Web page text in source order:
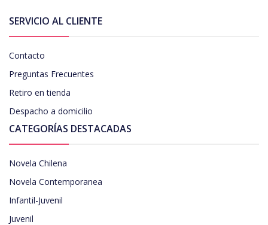
SERVICIO AL CLIENTE
Contacto
Preguntas Frecuentes
Retiro en tienda
Despacho a domicilio
CATEGORÍAS DESTACADAS
Novela Chilena
Novela Contemporanea
Infantil-Juvenil
Juvenil